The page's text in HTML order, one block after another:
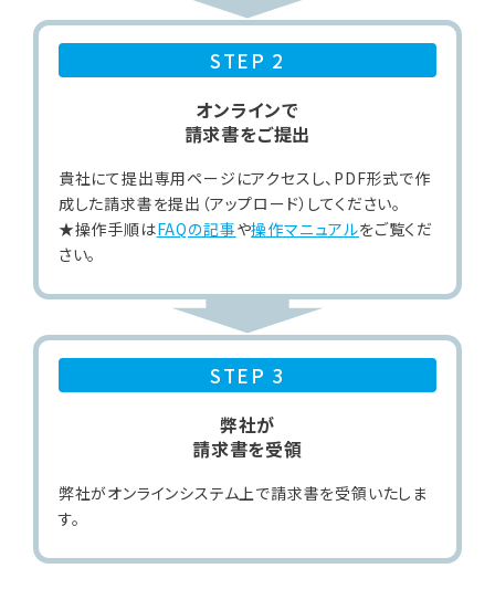
STEP 2
オンラインで
請求書をご提出
貴社にて提出専用ページにアクセスし、PDF形式で作
成した請求書を提出（アップロード）してください。
★操作手順はFAQの記事や操作マニュアルをご覧くだ
さい。
STEP 3
弊社が
請求書を受領
弊社がオンラインシステム上で請求書を受領いたしま
す。